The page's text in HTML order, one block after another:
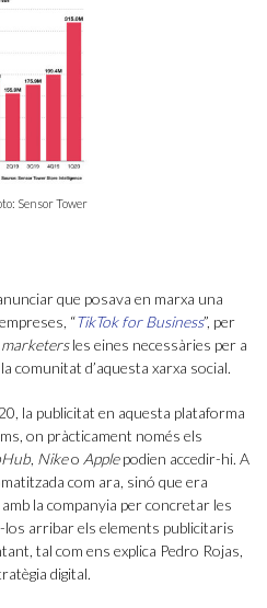
Sensor Tower
que posava en marxa una
“TikTok for Business”, per
marketersles eines necessàries per a
comunitat d’aquesta xarxa social.
la publicitat en aquesta plataforma
on pràcticament només els
, Nikeo Applepodien accedir-hi. A
com ara, sinó que era
la companyia per concretar les
los arribar els elements publicitaris
tal com ens explica Pedro Rojas,
digital.